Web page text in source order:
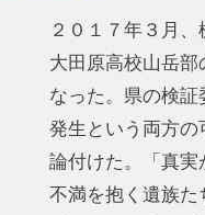
２０１７年３月、
大田原高校山岳部
なった。県の検
発生という両方
論付けた。「真実
不満を抱く遺族た